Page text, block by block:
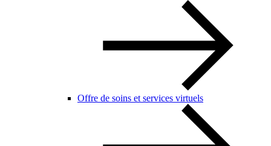
Offre de soins et services virtuels